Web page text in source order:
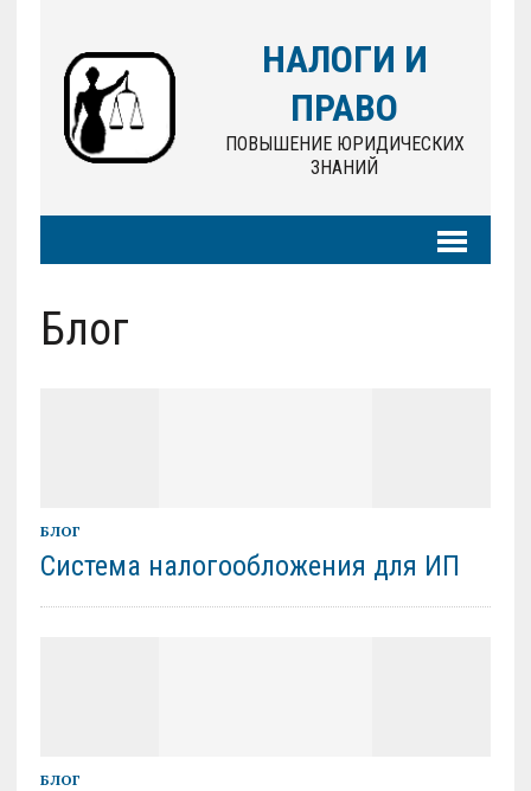
НАЛОГИ И
ПРАВО
ПОВЫШЕНИЕ ЮРИДИЧЕСКИХ
ЗНАНИЙ
Блог
БЛОГ
Система налогообложения для ИП
БЛОГ